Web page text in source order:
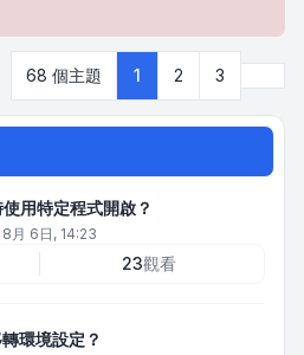
68 個主題 1 2 3
用特定程式開啟？
月 6日, 14:23
23觀看
環境設定？